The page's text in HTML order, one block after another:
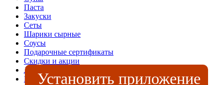
Установить приложение
Паста
Закуски
Сеты
Шарики сырные
Соусы
Подарочные сертификаты
Скидки и акции
Доставка и оплата
Контакты